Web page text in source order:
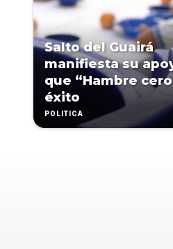
Salto del Guairá
manifiesta su
que “Hambre
éxito
POLÍTICA